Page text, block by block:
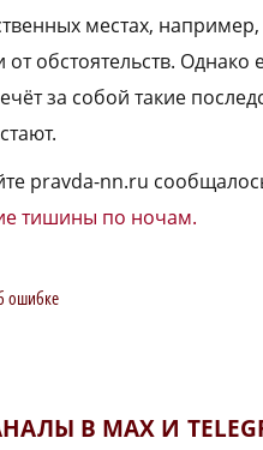
местах,
от обстоятельств.
за собой такие
pravda-nn.ru
тишины по ночам.
ошибке
В MAX И